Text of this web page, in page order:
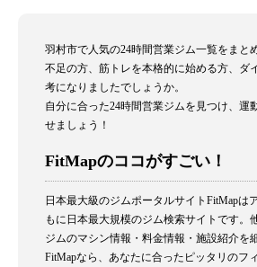
羽村市で人気の24時間営業ジム一覧をまと
不足の方、筋トレを本格的に始める方、ダ
考になりましたでしょうか。
自分に合った24時間営業ジムを見つけ、運
せましょう！
FitMapのココがすごい！
日本最大級のジムポータルサイトFitMapは
もに日本最大規模のジム検索サイトです。
ジムのマシン情報・料金情報・施設紹介を
FitMapなら、あなたに合ったピッタリのフ